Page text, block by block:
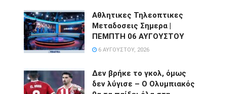
Αθλητικες Τηλεοπτικες
Μεταδοσεις Σημερα |
ΠΕΜΠΤΗ 06 ΑΥΓΟΥΣΤΟΥ
6 ΑΥΓΟΎΣΤΟΥ, 2026
Δεν βρήκε το γκολ, όμως
δεν λύγισε – Ο Ολυμπιακός